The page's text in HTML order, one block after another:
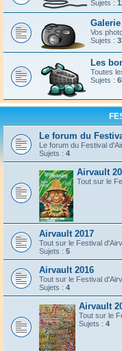
Sujets :
Vos
Sujets :
Les
Toutes
Sujets :
Le forum du
Le forum du Festival
Sujets : 4
Airvault
Tout sur le
Airvault 2017
Tout sur le Festival
Sujets : 5
Airvault 2016
Tout sur le Festival
Sujets : 4
Airvault
Tout sur le
Sujets : 4